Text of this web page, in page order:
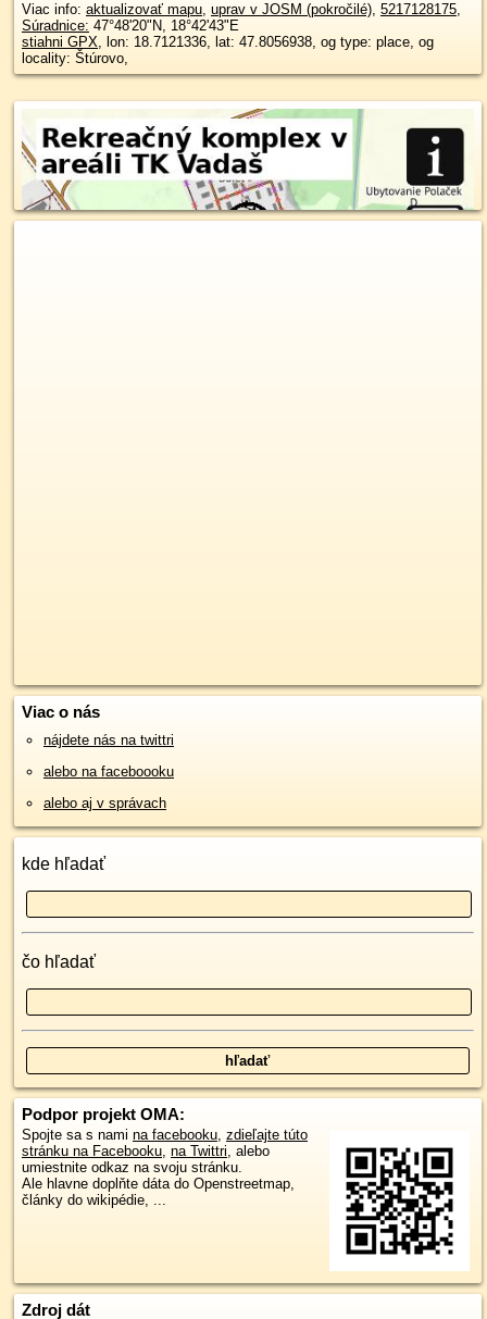
Viac info: aktualizovať mapu, uprav v JOSM (pokročilé), 5217128175,
Súradnice: 47°48'20"N, 18°42'43"E
stiahni GPX, lon: 18.7121336, lat: 47.8056938, og type: place, og
locality: Štúrovo,
Viac o nás
nájdete nás na twittri
alebo na faceboooku
alebo aj v správach
kde hľadať
čo hľadať
Podpor projekt OMA:
Spojte sa s nami na facebooku, zdieľajte túto
stránku na Facebooku, na Twittri, alebo
umiestnite odkaz na svoju stránku.
Ale hlavne doplňte dáta do Openstreetmap,
články do wikipédie, ...
Zdroj dát